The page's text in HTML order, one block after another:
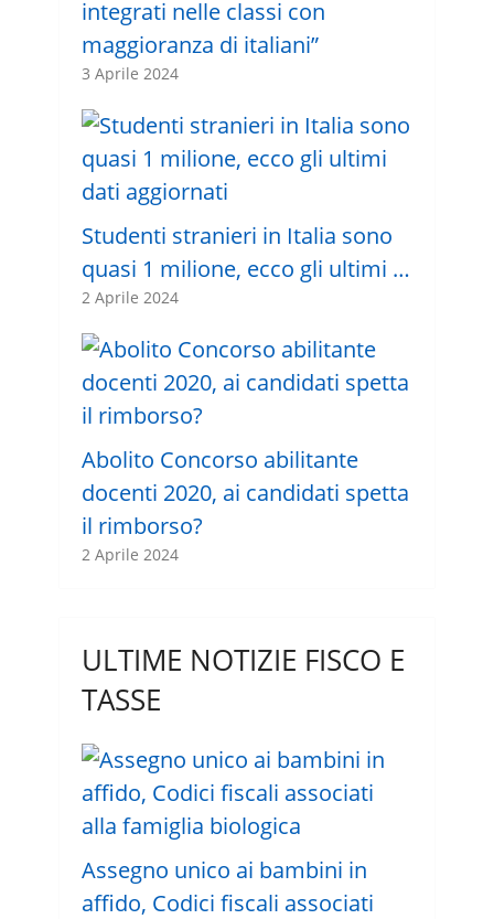
integrati nelle classi con
maggioranza di italiani”
3 Aprile 2024
Studenti stranieri in Italia sono
quasi 1 milione, ecco gli ultimi …
2 Aprile 2024
Abolito Concorso abilitante
docenti 2020, ai candidati spetta
il rimborso?
2 Aprile 2024
ULTIME NOTIZIE FISCO E
TASSE
Assegno unico ai bambini in
affido, Codici fiscali associati